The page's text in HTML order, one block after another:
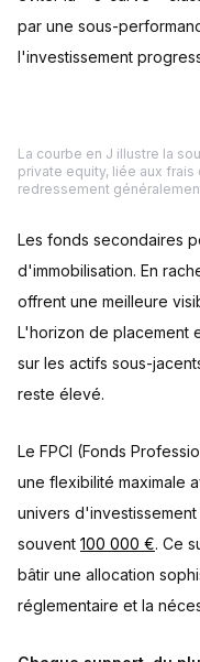
par une sous-
l'investissement
La courbe en J illustre la
private equity, liée aux
redressement
Les fonds secondaires
d'immobilisation. En
offrent une meilleure
L'horizon de placement
sur les actifs sous-
reste élevé.
Le FPCI (Fonds
une flexibilité maximale
univers
souvent 100 000 €. Ce
bâtir une allocation
réglementaire et la